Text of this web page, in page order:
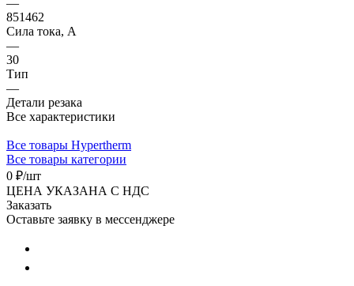
851462
Сила тока, А
—
30
Тип
—
Детали резака
Все характеристики
Все товары Hypertherm
Все товары категории
0 ₽/шт
ЦЕНА УКАЗАНА С НДС
Заказать
Оставьте заявку в мессенджере